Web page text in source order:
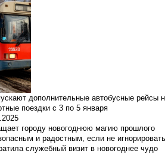
дополнительные автобусные рейсы
поездки с 3 по 5 января
городу новогоднюю магию прошлого
и радостным, если не
служебный визит в новогоднее чудо